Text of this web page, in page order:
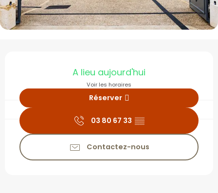
Ouverture et
A lieu aujourd'hui
Voir les horaires
Réserver
03 80 67 33 ▒▒
Contactez-nous